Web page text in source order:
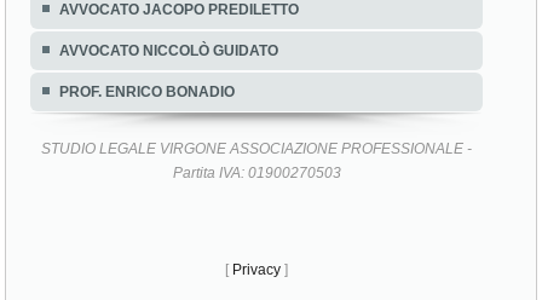
AVVOCATO JACOPO PREDILETTO
AVVOCATO NICCOLÒ GUIDATO
PROF. ENRICO BONADIO
STUDIO LEGALE VIRGONE ASSOCIAZIONE PROFESSIONALE -
Partita IVA: 01900270503
[ Privacy ]